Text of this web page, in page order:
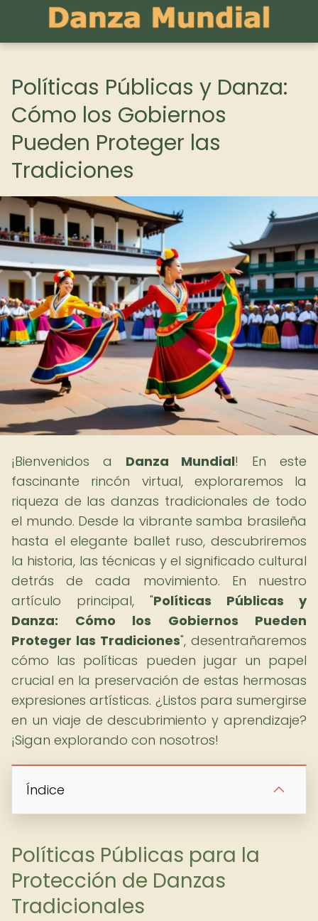
Políticas Públicas y Danza:
Cómo los Gobiernos
Pueden Proteger las
Tradiciones
¡Bienvenidos a Danza Mundial! En este
fascinante rincón virtual, exploraremos la
riqueza de las danzas tradicionales de todo
el mundo. Desde la vibrante samba brasileña
hasta el elegante ballet ruso, descubriremos
la historia, las técnicas y el significado cultural
detrás de cada movimiento. En nuestro
artículo principal, "Políticas Públicas y
Danza: Cómo los Gobiernos Pueden
Proteger las Tradiciones", desentrañaremos
cómo las políticas pueden jugar un papel
crucial en la preservación de estas hermosas
expresiones artísticas. ¿Listos para sumergirse
en un viaje de descubrimiento y aprendizaje?
¡Sigan explorando con nosotros!
Índice
Políticas Públicas para la
Protección de Danzas
Tradicionales